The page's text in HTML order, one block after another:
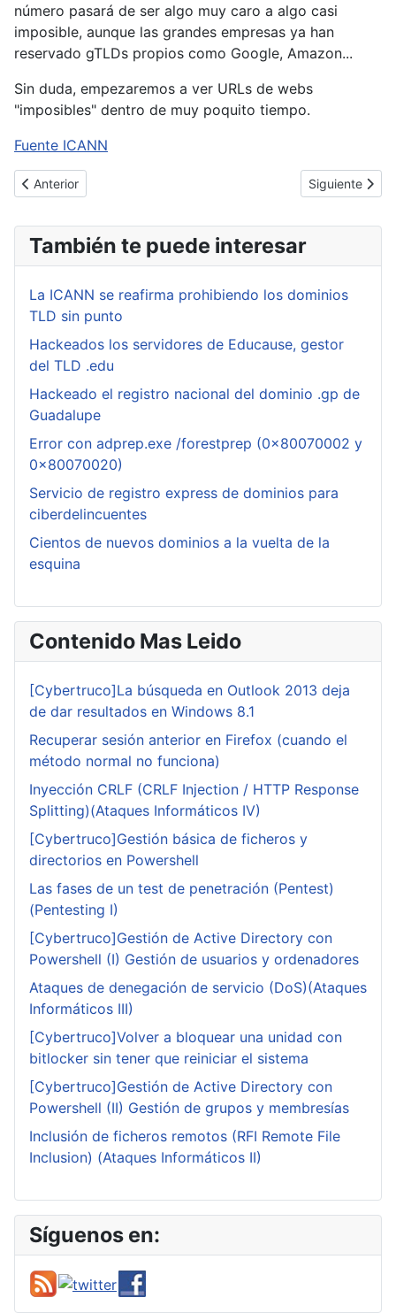
número pasará de ser algo muy caro a algo casi
imposible, aunque las grandes empresas ya han
reservado gTLDs propios como Google, Amazon...
Sin duda, empezaremos a ver URLs de webs
"imposibles" dentro de muy poquito tiempo.
Fuente ICANN
Artículo anterior: Adobe reconoce que el ataque informático
Anterior Artículo
Siguiente
También te puede interesar
La ICANN se reafirma prohibiendo los dominios
TLD sin punto
Hackeados los servidores de Educause, gestor
del TLD .edu
Hackeado el registro nacional del dominio .gp de
Guadalupe
Error con adprep.exe /forestprep (0x80070002 y
0x80070020)
Servicio de registro express de dominios para
ciberdelincuentes
Cientos de nuevos dominios a la vuelta de la
esquina
Contenido Mas Leido
[Cybertruco]La búsqueda en Outlook 2013 deja
de dar resultados en Windows 8.1
Recuperar sesión anterior en Firefox (cuando el
método normal no funciona)
Inyección CRLF (CRLF Injection / HTTP Response
Splitting)(Ataques Informáticos IV)
[Cybertruco]Gestión básica de ficheros y
directorios en Powershell
Las fases de un test de penetración (Pentest)
(Pentesting I)
[Cybertruco]Gestión de Active Directory con
Powershell (I) Gestión de usuarios y ordenadores
Ataques de denegación de servicio (DoS)(Ataques
Informáticos III)
[Cybertruco]Volver a bloquear una unidad con
bitlocker sin tener que reiniciar el sistema
[Cybertruco]Gestión de Active Directory con
Powershell (II) Gestión de grupos y membresías
Inclusión de ficheros remotos (RFI Remote File
Inclusion) (Ataques Informáticos II)
Síguenos en: